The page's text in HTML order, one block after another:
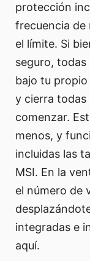
protección
frecuencia de
el límite. Si
seguro, todas
bajo tu propio
y cierra todas
comenzar.
menos, y
incluidas las
MSI. En la
el número de
integradas e
aquí.